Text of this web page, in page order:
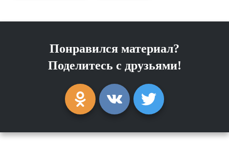
Понравился материал?
Поделитесь с друзьями!